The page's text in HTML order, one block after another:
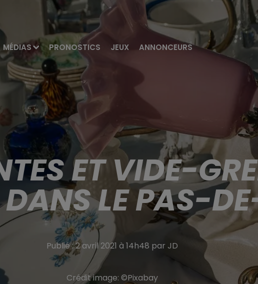
MÉDIAS PRONOSTICS JEUX ANNONCEURS
ET VIDE-
DANS LE PAS-
Publié : 2 avril 2021 à 14h48 par JD
Crédit image: ©Pixabay